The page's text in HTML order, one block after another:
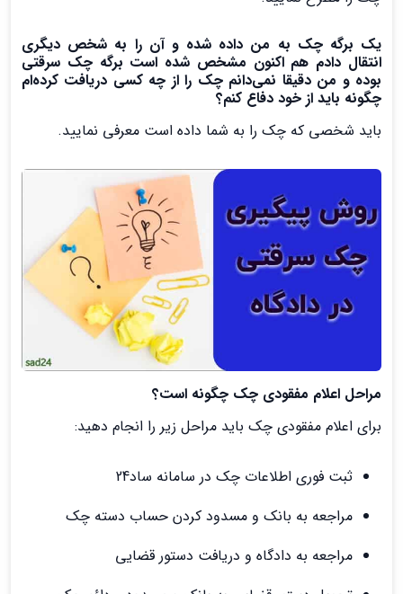
یک برگه چک به من داده شده و آن را به شخص دیگری
انتقال دادم هم اکنون مشخص شده است برگه چک سرقتی
بوده و من دقیقا نمی‌دانم چک را از چه کسی دریافت کرده‌ام
چگونه باید از خود دفاع کنم؟
باید شخصی که چک را به شما داده است معرفی نمایید.
مراحل اعلام مفقودی چک چگونه است؟
برای اعلام مفقودی چک باید مراحل زیر را انجام دهید:
ثبت فوری اطلاعات چک در سامانه ساد24
مراجعه به بانک و مسدود کردن حساب دسته چک
مراجعه به دادگاه و دریافت دستور قضایی